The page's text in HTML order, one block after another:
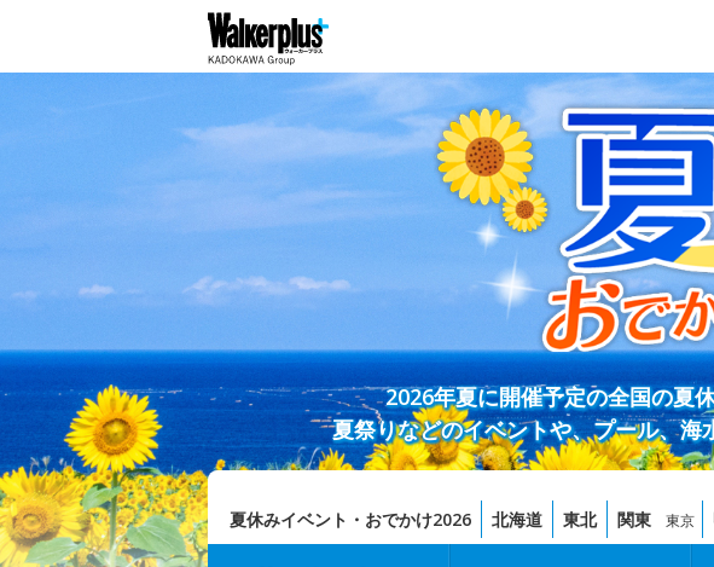
2026年夏に開催予定の全国の夏
夏祭りなどのイベントや、プール、
夏休みイベント・おでかけ2026 北海道 東北 関東 東京